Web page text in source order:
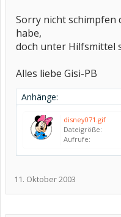
Sorry nicht schimpfen
habe,
doch unter Hilfsmittel
Alles liebe Gisi-PB
Anhänge:
disney071.gif
Dateigröße:
Aufrufe:
11. Oktober 2003